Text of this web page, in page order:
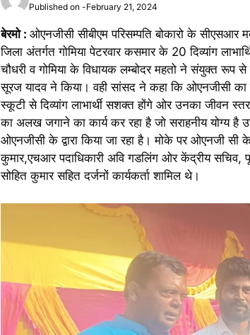
Published on -February 21, 2024
बेरमो : ओएनजीसी सीबीएम परिसम्पति बोकारो के सीएसआर
जिला अंतर्गत गोमिया पेटरवार कसमार के 20 दिव्यांग
चौधरी व गोमिया के विधायक लम्बोदर महतो ने संयुक्त रूप
सूरज यादव ने किया। वही सांसद ने कहा कि ओएनजीसी का
स्कूटी से दिव्यांग लाभार्थी सशक्त होंगे ओर उनका जीवन
का अलख जगाने का कार्य कर रहा है जो सराहनीय योग्य है
ओएनजीसी के द्वारा किया जा रहा है। मोके पर ओएनजी
कुमार,एचआर पदाधिकारी अवि गडलिंग ओर केंद्रीय सचिव,
सोहित कुमार सहित दर्जनों कार्यकर्ता शामिल थे।